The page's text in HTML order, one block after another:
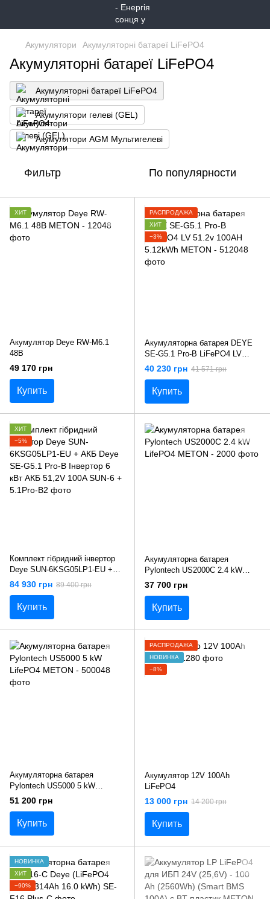
Акумулятори Акумуляторні батареї LiFePO4
Акумуляторні батареї LiFePO4
Акумуляторні батареї LiFePO4
Акумулятори гелеві (GEL)
Акумулятори AGM Мультигелеві
Фильтр По популярности
ХИТ
Акумулятор Deye RW-M6.1
48В
49 170 грн
Купить
РАСПРОДАЖА
ХИТ
−3%
Акумуляторна батарея DEYE
SE-G5.1 Pro-B LiFePO4 LV
51.2v 100AH 5.12kWh
40 230 грн 41 571 грн
Купить
ХИТ
−5%
Комплект гібридний інвертор
Deye SUN-6KSG05LP1-EU +
АКБ Deye SE-G5.1 Pro-B
Інвертор 6 кВт АКБ 51,2V 100A
84 930 грн 89 400 грн
Купить
Акумуляторна батарея
Pylontech US2000C 2.4 kW
LifePO4
37 700 грн
Купить
Акумуляторна батарея
Pylontech US5000 5 kW
LifePO4
51 200 грн
Купить
РАСПРОДАЖА
НОВИНКА
−8%
Акумулятор 12V 100Ah
LiFePO4
13 000 грн 14 200 грн
Купить
НОВИНКА
ХИТ
−90%